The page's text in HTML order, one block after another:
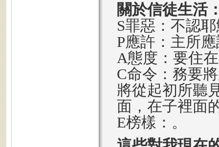
關於信徒生活
S罪惡：不認
P應許：主所
A態度：要住
C命令：務要
將從起初所聽
面，在子裡面
E榜樣：。